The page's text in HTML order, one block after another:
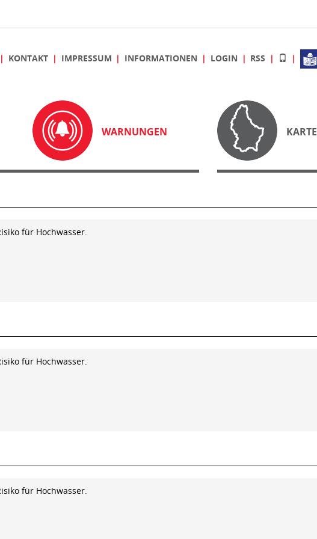
KONTAKT IMPRESSUM INFORMATIONEN LOGIN RSS
WARNUNGEN KARTE
für Hochwasser.
für Hochwasser.
für Hochwasser.